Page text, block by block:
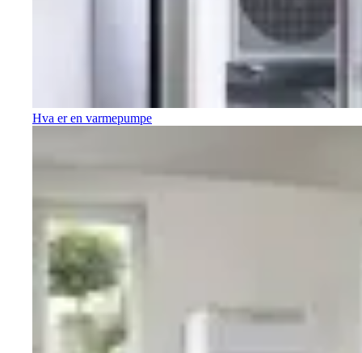
Hva er en varmepumpe